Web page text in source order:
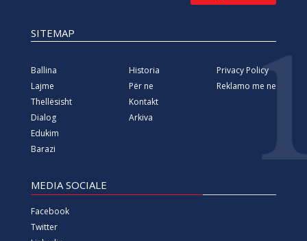
SITEMAP
Ballina
Lajme
Thellësisht
Dialog
Edukim
Barazi
Historia
Për ne
Kontakt
Arkiva
Privacy Policy
Reklamo me ne
MEDIA SOCIALE
Facebook
Twitter